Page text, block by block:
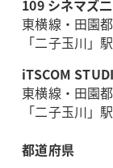
109 シネマズ
東横線・田園
「二子玉川」
iTSCOM
東横線・田園
「二子玉川」
都道府県